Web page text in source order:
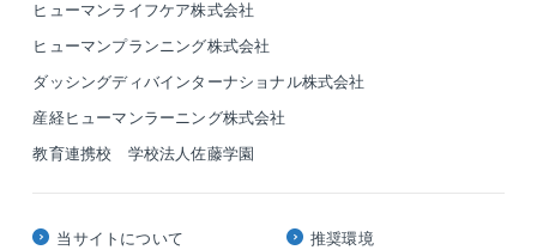
ヒューマンライフケア株式会社
ヒューマンプランニング株式会社
ダッシングディバインターナショナル株式会社
産経ヒューマンラーニング株式会社
教育連携校 学校法人佐藤学園
当サイトについて
推奨環境